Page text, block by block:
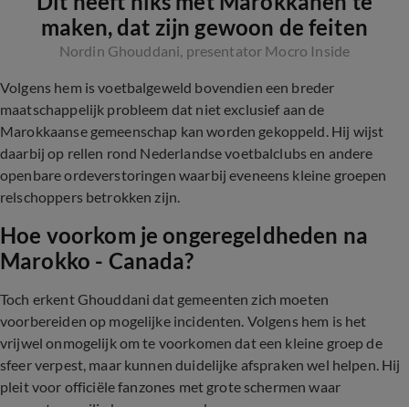
maken, dat zijn gewoon de feiten
Nordin Ghouddani, presentator Mocro Inside
Volgens hem is voetbalgeweld bovendien een breder
maatschappelijk probleem dat niet exclusief aan de
Marokkaanse gemeenschap kan worden gekoppeld. Hij wijst
daarbij op rellen rond Nederlandse voetbalclubs en andere
openbare ordeverstoringen waarbij eveneens kleine groepen
relschoppers betrokken zijn.
Hoe voorkom je ongeregeldheden na
Marokko - Canada?
Toch erkent Ghouddani dat gemeenten zich moeten
voorbereiden op mogelijke incidenten. Volgens hem is het
vrijwel onmogelijk om te voorkomen dat een kleine groep de
sfeer verpest, maar kunnen duidelijke afspraken wel helpen. Hij
pleit voor officiële fanzones met grote schermen waar